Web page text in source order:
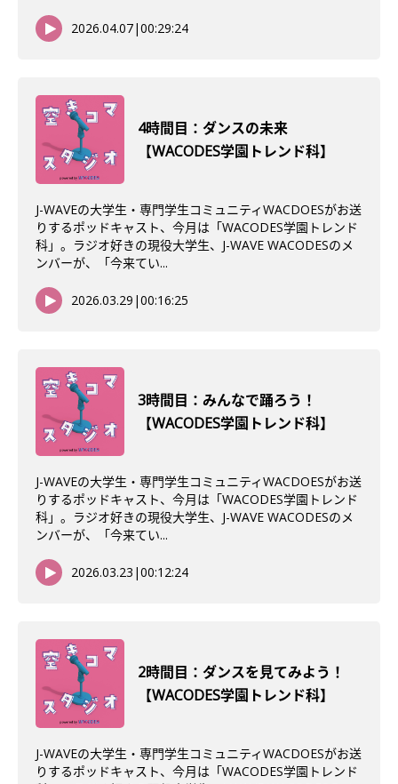
2026.04.07|00:29:24
4時間目：ダンスの未来
【WACODES学園トレンド科】
J-WAVEの大学生・専門学生コミュニティWACDOESがお送
りするポッドキャスト、今月は「WACODES学園トレンド
科」。ラジオ好きの現役大学生、J-WAVE WACODESのメ
ンバーが、「今来てい...
2026.03.29 |00:16:25
3時間目：みんなで踊ろう！
【WACODES学園トレンド科】
J-WAVEの大学生・専門学生コミュニティWACDOESがお送
りするポッドキャスト、今月は「WACODES学園トレンド
科」。ラジオ好きの現役大学生、J-WAVE WACODESのメ
ンバーが、「今来てい...
2026.03.23 |00:12:24
2時間目：ダンスを見てみよう！
【WACODES学園トレンド科】
J-WAVEの大学生・専門学生コミュニティWACDOESがお送
りするポッドキャスト、今月は「WACODES学園トレンド